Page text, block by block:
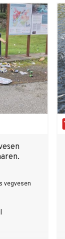
vegvesen